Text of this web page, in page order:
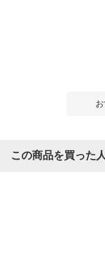
この商品を買った